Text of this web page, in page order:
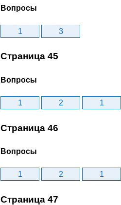
Вопросы
1 3
Страница 45
Вопросы
1 2 1
Страница 46
Вопросы
1 2 1
Страница 47